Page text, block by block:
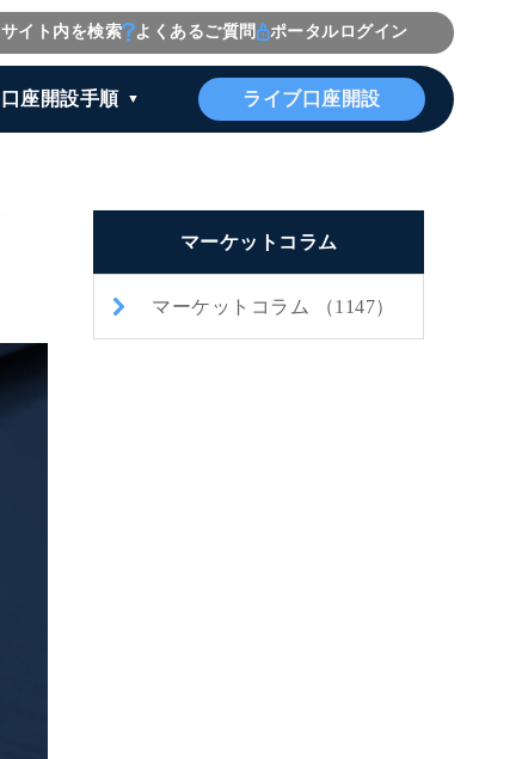
サイト内を検索 よくあるご質問 ポータルログイン
口座開設手順 ライブ口座開設
マーケットコラム
マーケットコラム （1147）